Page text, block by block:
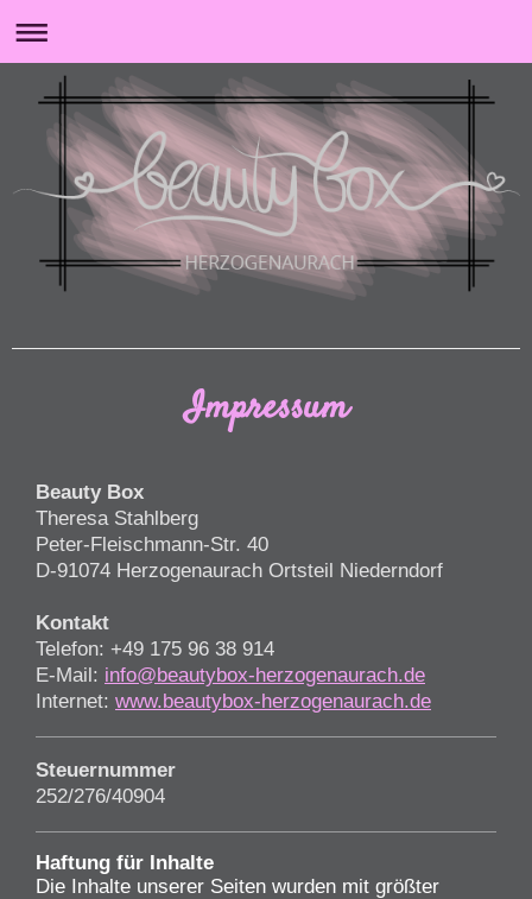
Impressum
Beauty Box
Theresa Stahlberg
Peter-Fleischmann-Str. 40
D-91074 Herzogenaurach Ortsteil Niederndorf
Kontakt
Telefon: +49 175 96 38 914
E-Mail: info@beautybox-herzogenaurach.de
Internet: www.beautybox-herzogenaurach.de
Steuernummer
252/276/40904
Haftung für Inhalte
Die Inhalte unserer Seiten wurden mit größter